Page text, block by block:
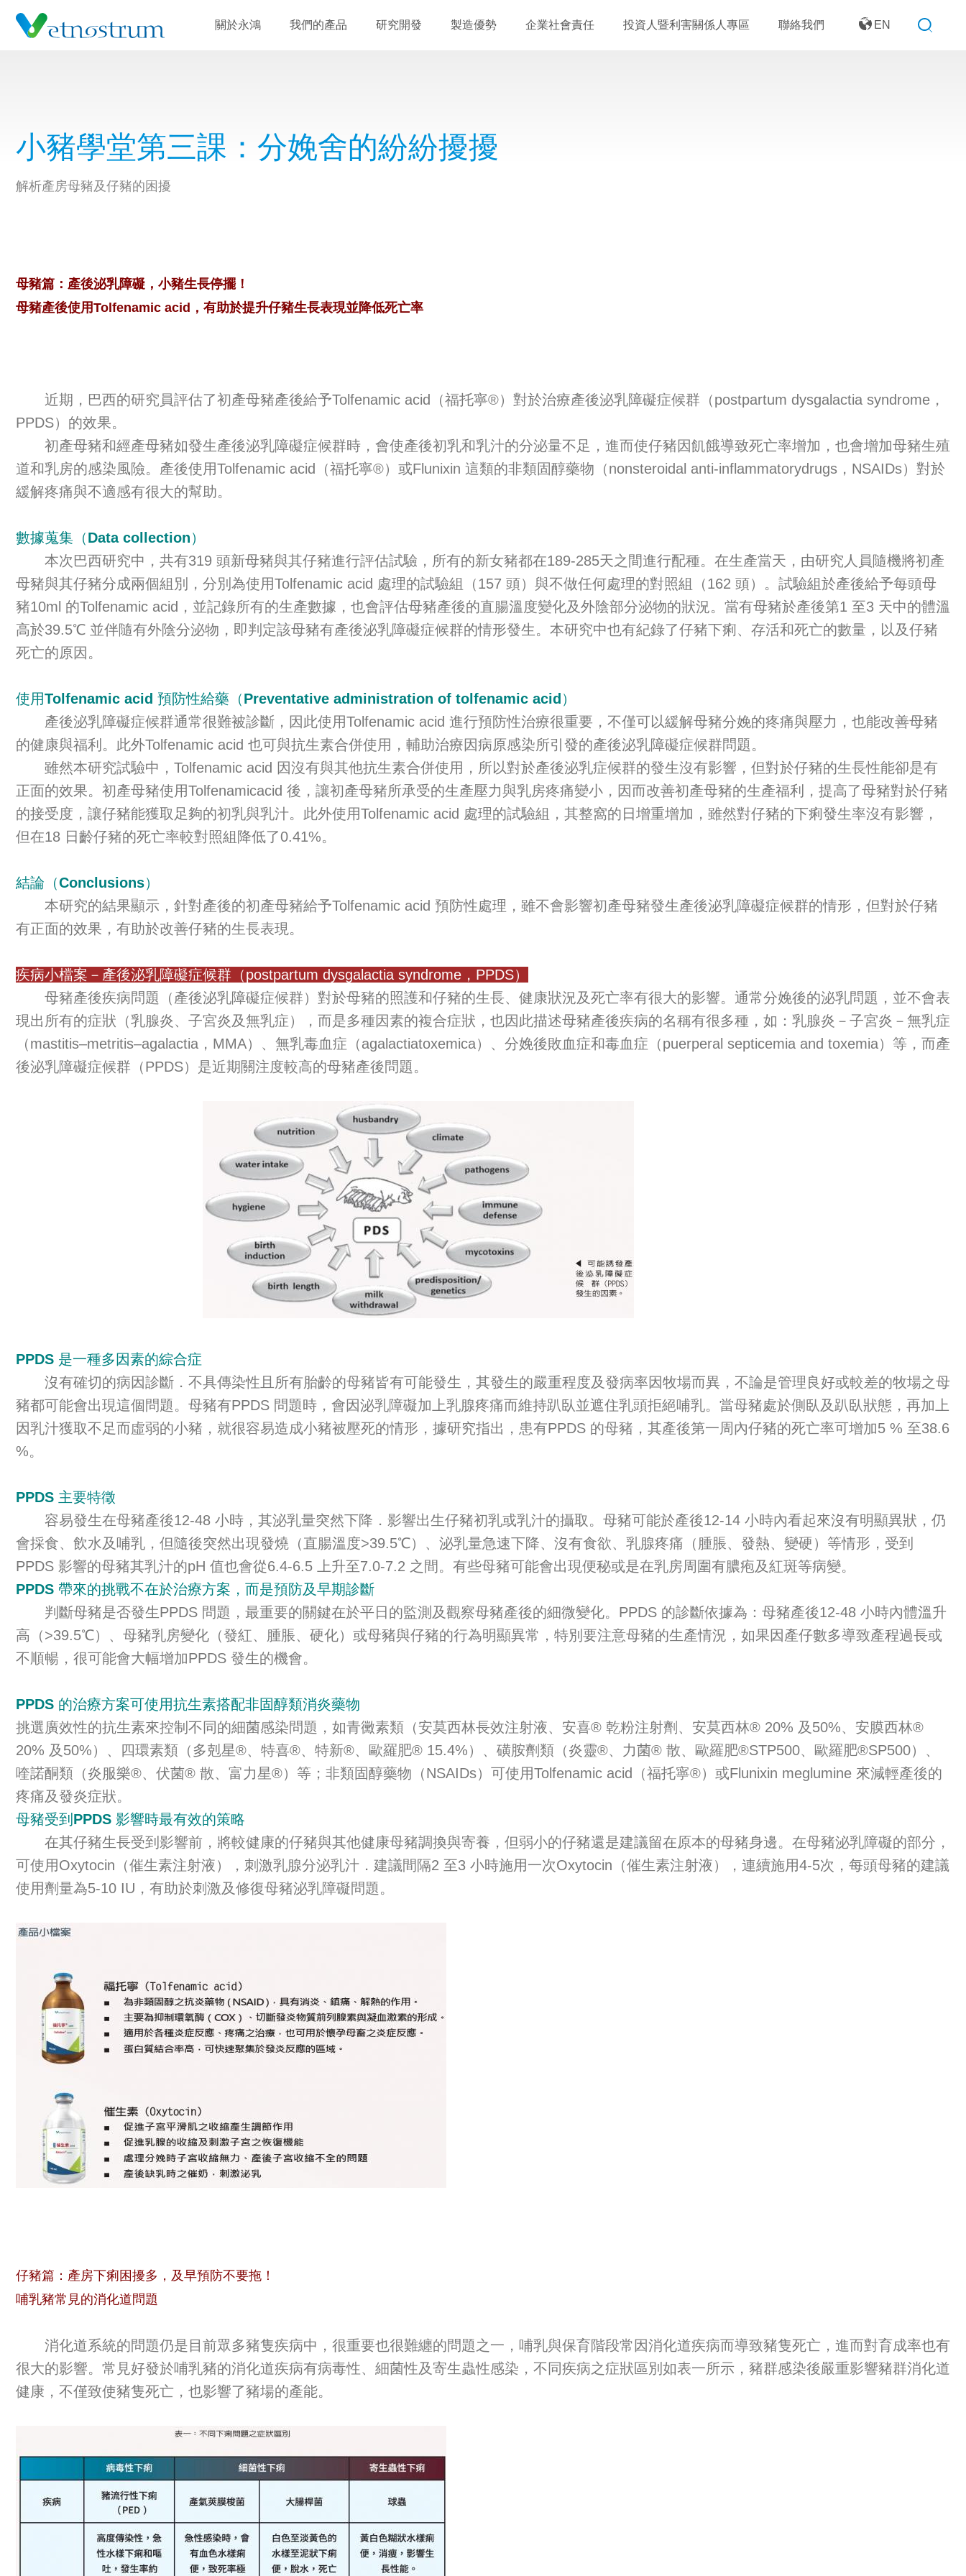
關於永鴻 我們的產品 研究開發 製造優勢 企業社會責任 投資人暨利害關係人專區 聯絡我們 EN
小豬學堂第三課：分娩舍的紛紛擾擾
解析產房母豬及仔豬的困擾
母豬篇：產後泌乳障礙，小豬生長停擺！
母豬產後使用Tolfenamic acid，有助於提升仔豬生長表現並降低死亡率
近期，巴西的研究員評估了初產母豬產後給予Tolfenamic acid（福托寧®）對於治療產後泌乳障礙症候群（postpartum dysgalactia syndrome，
PPDS）的效果。
初產母豬和經產母豬如發生產後泌乳障礙症候群時，會使產後初乳和乳汁的分泌量不足，進而使仔豬因飢餓導致死亡率增加，也會增加母豬生殖
道和乳房的感染風險。產後使用Tolfenamic acid（福托寧®）或Flunixin 這類的非類固醇藥物（nonsteroidal anti-inflammatorydrugs，NSAIDs）對於
緩解疼痛與不適感有很大的幫助。
數據蒐集（Data collection）
本次巴西研究中，共有319 頭新母豬與其仔豬進行評估試驗，所有的新女豬都在189-285天之間進行配種。在生產當天，由研究人員隨機將初產
母豬與其仔豬分成兩個組別，分別為使用Tolfenamic acid 處理的試驗組（157 頭）與不做任何處理的對照組（162 頭）。試驗組於產後給予每頭母
豬10ml 的Tolfenamic acid，並記錄所有的生產數據，也會評估母豬產後的直腸溫度變化及外陰部分泌物的狀況。當有母豬於產後第1 至3 天中的體溫
高於39.5℃ 並伴隨有外陰分泌物，即判定該母豬有產後泌乳障礙症候群的情形發生。本研究中也有紀錄了仔豬下痢、存活和死亡的數量，以及仔豬
死亡的原因。
使用Tolfenamic acid 預防性給藥（Preventative administration of tolfenamic acid）
產後泌乳障礙症候群通常很難被診斷，因此使用Tolfenamic acid 進行預防性治療很重要，不僅可以緩解母豬分娩的疼痛與壓力，也能改善母豬
的健康與福利。此外Tolfenamic acid 也可與抗生素合併使用，輔助治療因病原感染所引發的產後泌乳障礙症候群問題。
雖然本研究試驗中，Tolfenamic acid 因沒有與其他抗生素合併使用，所以對於產後泌乳症候群的發生沒有影響，但對於仔豬的生長性能卻是有
正面的效果。初產母豬使用Tolfenamicacid 後，讓初產母豬所承受的生產壓力與乳房疼痛變小，因而改善初產母豬的生產福利，提高了母豬對於仔豬
的接受度，讓仔豬能獲取足夠的初乳與乳汁。此外使用Tolfenamic acid 處理的試驗組，其整窩的日增重增加，雖然對仔豬的下痢發生率沒有影響，
但在18 日齡仔豬的死亡率較對照組降低了0.41%。
結論（Conclusions）
本研究的結果顯示，針對產後的初產母豬給予Tolfenamic acid 預防性處理，雖不會影響初產母豬發生產後泌乳障礙症候群的情形，但對於仔豬
有正面的效果，有助於改善仔豬的生長表現。
疾病小檔案－產後泌乳障礙症候群（postpartum dysgalactia syndrome，PPDS）
母豬產後疾病問題（產後泌乳障礙症候群）對於母豬的照護和仔豬的生長、健康狀況及死亡率有很大的影響。通常分娩後的泌乳問題，並不會表
現出所有的症狀（乳腺炎、子宮炎及無乳症），而是多種因素的複合症狀，也因此描述母豬產後疾病的名稱有很多種，如：乳腺炎－子宮炎－無乳症
（mastitis–metritis–agalactia，MMA）、無乳毒血症（agalactiatoxemica）、分娩後敗血症和毒血症（puerperal septicemia and toxemia）等，而產
後泌乳障礙症候群（PPDS）是近期關注度較高的母豬產後問題。
PPDS 是一種多因素的綜合症
沒有確切的病因診斷．不具傳染性且所有胎齡的母豬皆有可能發生，其發生的嚴重程度及發病率因牧場而異，不論是管理良好或較差的牧場之母
豬都可能會出現這個問題。母豬有PPDS 問題時，會因泌乳障礙加上乳腺疼痛而維持趴臥並遮住乳頭拒絕哺乳。當母豬處於側臥及趴臥狀態，再加上
因乳汁獲取不足而虛弱的小豬，就很容易造成小豬被壓死的情形，據研究指出，患有PPDS 的母豬，其產後第一周內仔豬的死亡率可增加5 % 至38.6
%。
PPDS 主要特徵
容易發生在母豬產後12-48 小時，其泌乳量突然下降．影響出生仔豬初乳或乳汁的攝取。母豬可能於產後12-14 小時內看起來沒有明顯異狀，仍
會採食、飲水及哺乳，但隨後突然出現發燒（直腸溫度>39.5℃）、泌乳量急速下降、沒有食欲、乳腺疼痛（腫脹、發熱、變硬）等情形，受到
PPDS 影響的母豬其乳汁的pH 值也會從6.4-6.5 上升至7.0-7.2 之間。有些母豬可能會出現便秘或是在乳房周圍有膿疱及紅斑等病變。
PPDS 帶來的挑戰不在於治療方案，而是預防及早期診斷
判斷母豬是否發生PPDS 問題，最重要的關鍵在於平日的監測及觀察母豬產後的細微變化。PPDS 的診斷依據為：母豬產後12-48 小時內體溫升
高（>39.5℃）、母豬乳房變化（發紅、腫脹、硬化）或母豬與仔豬的行為明顯異常，特別要注意母豬的生產情況，如果因產仔數多導致產程過長或
不順暢，很可能會大幅增加PPDS 發生的機會。
PPDS 的治療方案可使用抗生素搭配非固醇類消炎藥物
挑選廣效性的抗生素來控制不同的細菌感染問題，如青黴素類（安莫西林長效注射液、安喜® 乾粉注射劑、安莫西林® 20% 及50%、安膜西林®
20% 及50%）、四環素類（多剋星®、特喜®、特新®、歐羅肥® 15.4%）、磺胺劑類（炎靈®、力菌® 散、歐羅肥®STP500、歐羅肥®SP500）、
喹諾酮類（炎服樂®、伏菌® 散、富力星®）等；非類固醇藥物（NSAIDs）可使用Tolfenamic acid（福托寧®）或Flunixin meglumine 來減輕產後的
疼痛及發炎症狀。
母豬受到PPDS 影響時最有效的策略
在其仔豬生長受到影響前，將較健康的仔豬與其他健康母豬調換與寄養，但弱小的仔豬還是建議留在原本的母豬身邊。在母豬泌乳障礙的部分，
可使用Oxytocin（催生素注射液），刺激乳腺分泌乳汁．建議間隔2 至3 小時施用一次Oxytocin（催生素注射液），連續施用4-5次，每頭母豬的建議
使用劑量為5-10 IU，有助於刺激及修復母豬泌乳障礙問題。
仔豬篇：產房下痢困擾多，及早預防不要拖！
哺乳豬常見的消化道問題
消化道系統的問題仍是目前眾多豬隻疾病中，很重要也很難纏的問題之一，哺乳與保育階段常因消化道疾病而導致豬隻死亡，進而對育成率也有
很大的影響。常見好發於哺乳豬的消化道疾病有病毒性、細菌性及寄生蟲性感染，不同疾病之症狀區別如表一所示，豬群感染後嚴重影響豬群消化道
健康，不僅致使豬隻死亡，也影響了豬場的產能。